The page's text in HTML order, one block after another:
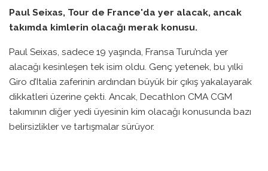
Paul Seixas, Tour de France'da yer alacak, ancak
takımda kimlerin olacağı merak konusu.
Paul Seixas, sadece 19 yaşında, Fransa Turu’nda yer
alacağı kesinleşen tek isim oldu. Genç yetenek, bu yılki
Giro d’Italia zaferinin ardından büyük bir çıkış yakalayarak
dikkatleri üzerine çekti. Ancak, Decathlon CMA CGM
takımının diğer yedi üyesinin kim olacağı konusunda bazı
belirsizlikler ve tartışmalar sürüyor.